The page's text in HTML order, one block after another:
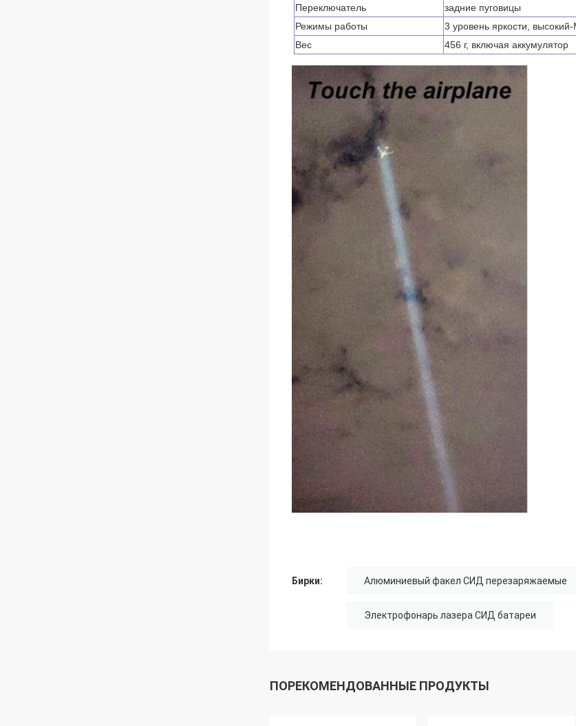
Переключатель
задние пуговицы
Режимы работы
3 уровень яркости,
Вес
456 г, включая аккумулятор
Бирки: Алюминиевый факел СИД перезаряжаемые
Электрофонарь лазера СИД батареи
ПОРЕКОМЕНДОВАННЫЕ ПРОДУКТЫ